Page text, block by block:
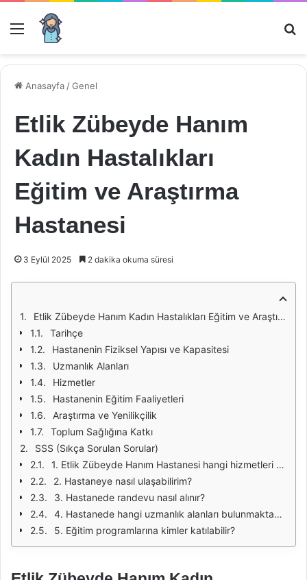
Menü
Anasayfa /Genel
Etlik Zübeyde Hanım
Kadın Hastalıkları
Eğitim ve Araştırma
Hastanesi
3 Eylül 2025 2 dakika okuma süresi
Etlik Zübeyde Hanım Kadın Hastalıkları Eğitim ve Araştırma Hastanesi
Tarihçe
Hastanenin Fiziksel Yapısı ve Kapasitesi
Uzmanlık Alanları
Hizmetler
Hastanenin Eğitim Faaliyetleri
Araştırma ve Yenilikçilik
Toplum Sağlığına Katkı
SSS (Sıkça Sorulan Sorular)
1. Etlik Zübeyde Hanım Hastanesi hangi hizmetleri sunmaktadır?
2. Hastaneye nasıl ulaşabilirim?
3. Hastanede randevu nasıl alınır?
4. Hastanede hangi uzmanlık alanları bulunmaktadır?
5. Eğitim programlarına kimler katılabilir?